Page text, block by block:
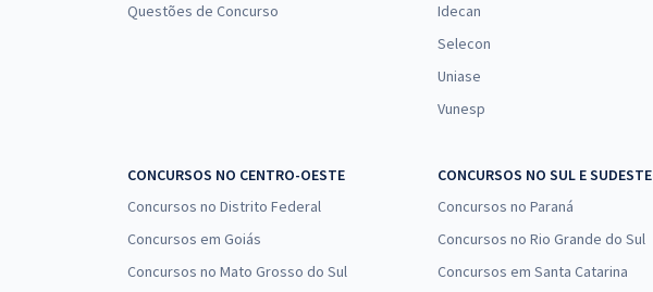
Questões de Concurso
Idecan
Selecon
Uniase
Vunesp
CONCURSOS NO CENTRO-OESTE
Concursos no Distrito Federal
Concursos em Goiás
Concursos no Mato Grosso do Sul
CONCURSOS NO SUL E SUDESTE
Concursos no Paraná
Concursos no Rio Grande do Sul
Concursos em Santa Catarina